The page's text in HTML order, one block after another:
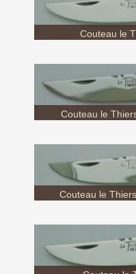
Couteau le
Couteau le
Couteau le